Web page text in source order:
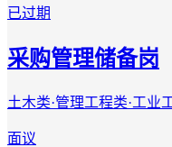
已过期
采购管理储备岗
土木类·管理工程类·工业
面议